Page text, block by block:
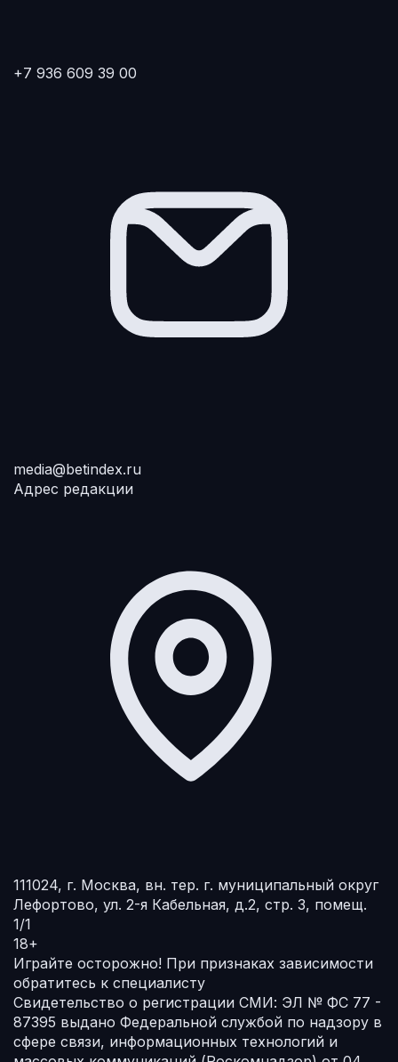
+7 936 609 39 00
media@betindex.ru
Адрес редакции
111024, г. Москва, вн. тер. г. муниципальный округ
Лефортово, ул. 2-я Кабельная, д.2, стр. 3, помещ.
1/1
18+
Играйте осторожно! При признаках зависимости
обратитесь к специалисту
Свидетельство о регистрации СМИ: ЭЛ № ФС 77 -
87395 выдано Федеральной службой по надзору в
сфере связи, информационных технологий и